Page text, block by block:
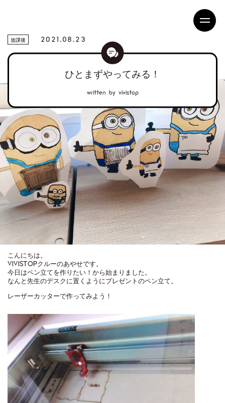
放課後 2021.08.23
ひとまずやってみる！
written by vivistop
こんにちは。
VIVISTOPクルーのあやせです。
今日はペン立てを作りたい！から始まりました。
なんと先生のデスクに置くようにプレゼントのペン立て。
レーザーカッターで作ってみよう！